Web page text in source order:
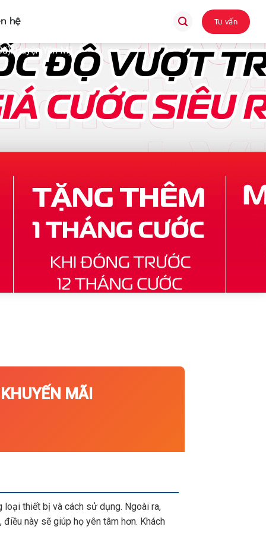
hệ Tư vấn
Huyện Yên Mỹ
MÃI
thiết bị và cách sử dụng. Ngoài ra,
này sẽ giúp họ yên tâm hơn. Khách